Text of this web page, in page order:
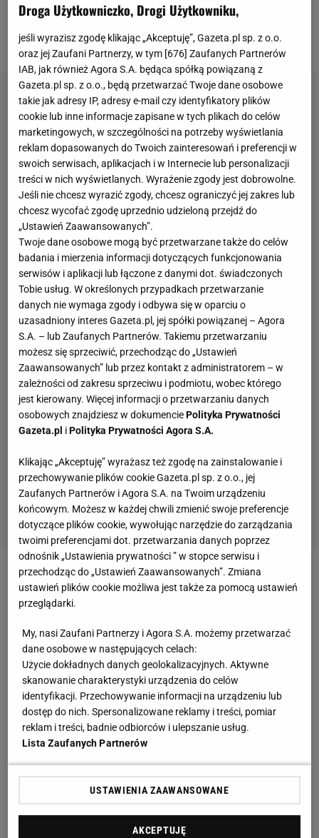
ćwierćfinale Ligi Mistrzów z Interem (1:2), to fani
wierzą, że w rewanżu uda się odrobić straty.
Zobacz wideoCo dalej z Legią? Kosecki: Otwórzmy
drzwi i podziękujmy piłkarzom. Nic nie zdobyliście
Der Klassiker na remis. Serge Gnabry mógł zostać
bohaterem
Zanim dojdzie do rewanżu, Bayern musiał
rozegrać Der Klassiker, czyli derbowe spotkanie z
Borussią Dortmund. Rozpoczął je w najmocniejszym
obecnie składzie, choć trudno o tym mówić, kiedy
wyłączeni z gry są m.in. Manuel Neuer, Jamal
Musiala, Dayot Upamecano czy Alphonso Davies.
Goście przystępowali za to do tego meczu po
Droga Użytkowniczko, Drogi Użytkowniku,
jeśli wyrazisz zgodę klikając „Akceptuję”, Gazeta.pl sp. z o.o.
oraz jej Zaufani Partnerzy, w tym [676] Zaufanych Partnerów
IAB, jak również Agora S.A. będąca spółką powiązaną z
Gazeta.pl sp. z o.o., będą przetwarzać Twoje dane osobowe
takie jak adresy IP, adresy e-mail czy identyfikatory plików
cookie lub inne informacje zapisane w tych plikach do celów
marketingowych, w szczególności na potrzeby wyświetlania
reklam dopasowanych do Twoich zainteresowań i preferencji w
swoich serwisach, aplikacjach i w Internecie lub personalizacji
treści w nich wyświetlanych. Wyrażenie zgody jest dobrowolne.
Jeśli nie chcesz wyrazić zgody, chcesz ograniczyć jej zakres lub
chcesz wycofać zgodę uprzednio udzieloną przejdź do
„Ustawień Zaawansowanych”.
Twoje dane osobowe mogą być przetwarzane także do celów
badania i mierzenia informacji dotyczących funkcjonowania
serwisów i aplikacji lub łączone z danymi dot. świadczonych
Tobie usług. W określonych przypadkach przetwarzanie
danych nie wymaga zgody i odbywa się w oparciu o
uzasadniony interes Gazeta.pl, jej spółki powiązanej – Agora
S.A. – lub Zaufanych Partnerów. Takiemu przetwarzaniu
możesz się sprzeciwić, przechodząc do „Ustawień
Zaawansowanych” lub przez kontakt z administratorem – w
zależności od zakresu sprzeciwu i podmiotu, wobec którego
jest kierowany. Więcej informacji o przetwarzaniu danych
osobowych znajdziesz w dokumenciePolityka Prywatności
Gazeta.pl iPolityka Prywatności Agora S.A.
Klikając „Akceptuję” wyrażasz też zgodę na zainstalowanie i
przechowywanie plików cookie Gazeta.pl sp. z o.o., jej
Zaufanych Partnerów i Agora S.A. na Twoim urządzeniu
końcowym. Możesz w każdej chwili zmienić swoje preferencje
dotyczące plików cookie, wywołując narzędzie do zarządzania
twoimi preferencjami dot. przetwarzania danych poprzez
odnośnik „Ustawienia prywatności ” w stopce serwisu i
przechodząc do „Ustawień Zaawansowanych”. Zmiana
ustawień plików cookie możliwa jest także za pomocą ustawień
przeglądarki.
My, nasi Zaufani Partnerzy i Agora S.A. możemy przetwarzać
dane osobowe w następujących celach:
Użycie dokładnych danych geolokalizacyjnych. Aktywne
skanowanie charakterystyki urządzenia do celów
identyfikacji. Przechowywanie informacji na urządzeniu lub
dostęp do nich. Spersonalizowane reklamy i treści, pomiar
reklam i treści, badnie odbiorców i ulepszanie usług.
Lista Zaufanych Partnerów
USTAWIENIA ZAAWANSOWANE
AKCEPTUJĘ